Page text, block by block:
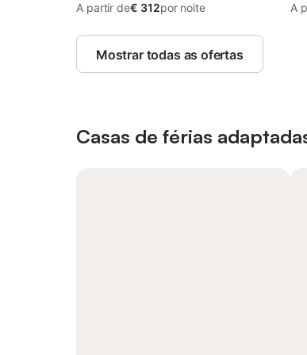
A partir de€ 312por noite
A
Mostrar todas as ofertas
Casas de férias